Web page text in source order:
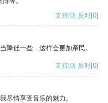
支持[0] 反对[0]
降低一些，这样会更加亲民。
支持[0] 反对[0]
尽情享受音乐的魅力。